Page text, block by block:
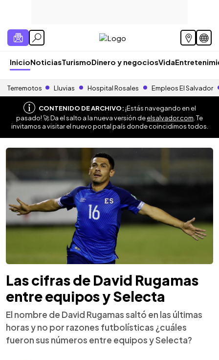
InicioNoticiasTurismoDinero y negociosVida
Terremotos Lluvias Hospital Rosales Empleos El Salvador
CONTENIDO DE ARCHIVO:¡Estás navegando en el
pasado! 🚀 Da el salto a la nueva versión deelsalvador.com . Te
invitamos a visitar el nuevo portal país donde coincidimos todos.
Las cifras de David Rugamas
entre equipos y Selecta
El nombre de David Rugamas saltó en las últimas
horas y no por razones futbolísticas ¿cuáles
fueron sus números entre equipos y Selecta?